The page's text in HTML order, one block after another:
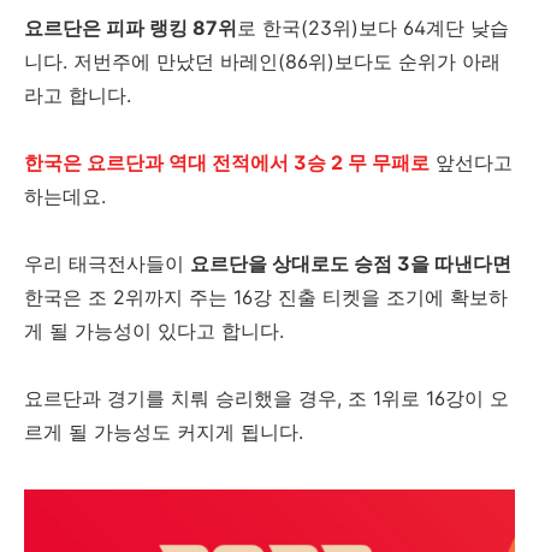
요르단은 피파 랭킹 87위 로 한국(23위)보다 64계단 낮습
니다. 저번주에 만났던 바레인(86위)보다도 순위가 아래
라고 합니다.
한국은 요르단과 역대 전적에서 3승 2 무 무패로 앞선다고
하는데요.
우리 태극전사들이 요르단을 상대로도 승점 3을 따낸다면
한국은 조 2위까지 주는 16강 진출 티켓을 조기에 확보하
게 될 가능성이 있다고 합니다.
요르단과 경기를 치뤄 승리했을 경우, 조 1위로 16강이 오
르게 될 가능성도 커지게 됩니다.